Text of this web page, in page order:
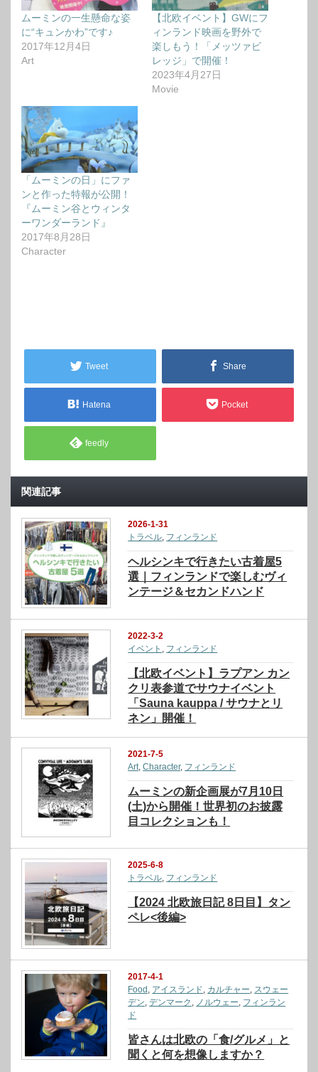
ムーミンの一生懸命な姿
に“キュンかわ”です♪
2017年12月4日
Art
【北欧イベント】GWにフ
ィンランド映画を野外で
楽しもう！「メッツァビ
レッジ」で開催！
2023年4月27日
Movie
「ムーミンの日」にファ
ンと作った特報が公開！
『ムーミン谷とウィンタ
ーワンダーランド』
2017年8月28日
Character
Tweet Share
Hatena Pocket
feedly
関連記事
2026-1-31
トラベル, フィンランド
ヘルシンキで行きたい古着屋5
選｜フィンランドで楽しむヴィ
ンテージ＆セカンドハンド
2022-3-2
イベント
フィンランド
【北欧イベント】ラプアン カン
クリ表参道でサウナイベント
「Sauna kauppa / サウナとリ
ネン」開催！
2021-7-5
Art ,Character, フィンランド
ムーミンの新企画展が7月10日
(土)から開催！世界初のお披露
目コレクションも！
2025-6-8
トラベル, フィンランド
【2024 北欧旅日記 8日目】タン
ペレ<後編>
2017-4-1
Food アイスランド カルチャー
スウェー
デン ,デンマーク ノルウェー フィンラン
ド
皆さんは北欧の「食/グルメ」と
聞くと何を想像しますか？